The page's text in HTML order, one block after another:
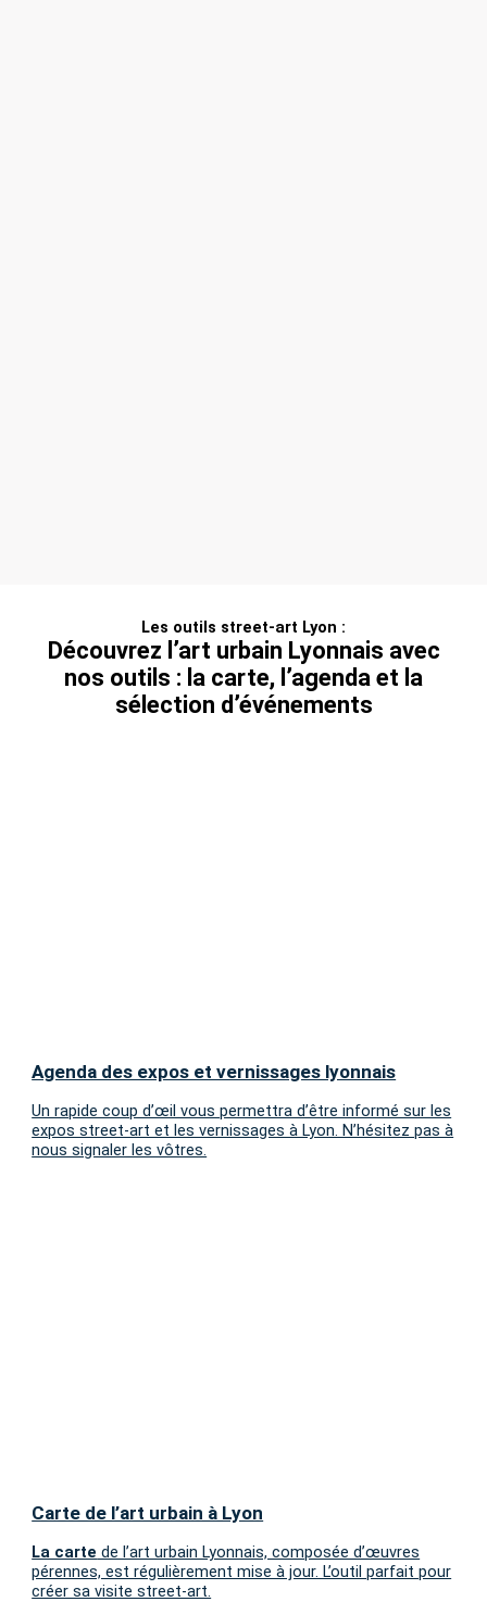
Les outils street-art Lyon :
Découvrez l’art urbain Lyonnais avec
nos outils : la carte, l’agenda et la
sélection d’événements
Agenda des expos et vernissages lyonnais
Un rapide coup d’œil vous permettra d’être informé sur les
expos street-art et les vernissages à Lyon. N’hésitez pas à
nous signaler les vôtres.
Carte de l’art urbain à Lyon
La carte de l’art urbain Lyonnais, composée d’œuvres
pérennes, est régulièrement mise à jour. L’outil parfait pour
créer sa visite street-art.